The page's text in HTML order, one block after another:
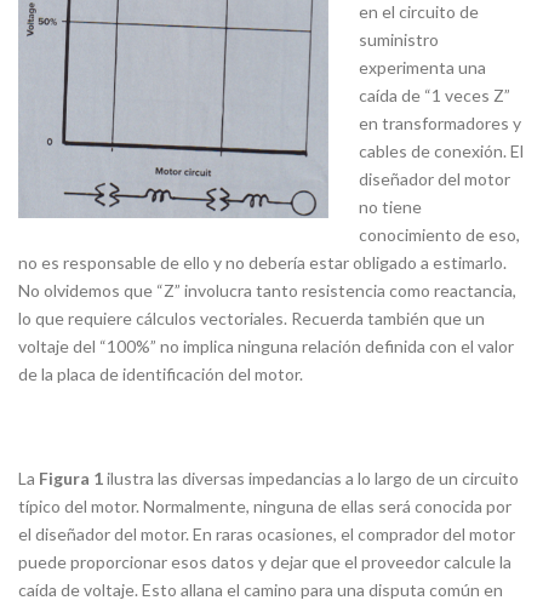
en el circuito de
suministro
experimenta una
caída de “1 veces Z”
en transformadores y
cables de conexión. El
diseñador del motor
no tiene
conocimiento de eso,
no es responsable de ello y no debería estar obligado a estimarlo.
No olvidemos que “Z” involucra tanto resistencia como reactancia,
lo que requiere cálculos vectoriales. Recuerda también que un
voltaje del “100%” no implica ninguna relación definida con el valor
de la placa de identificación del motor.
La Figura 1ilustra las diversas impedancias a lo largo de un circuito
típico del motor. Normalmente, ninguna de ellas será conocida por
el diseñador del motor. En raras ocasiones, el comprador del motor
puede proporcionar esos datos y dejar que el proveedor calcule la
caída de voltaje. Esto allana el camino para una disputa común en